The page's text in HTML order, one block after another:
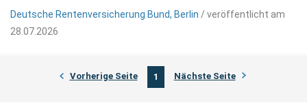
Deutsche Rentenversicherung Bund, Berlin / veröffentlicht am
28.07.2026
Vorherige Seite 1 Nächste Seite